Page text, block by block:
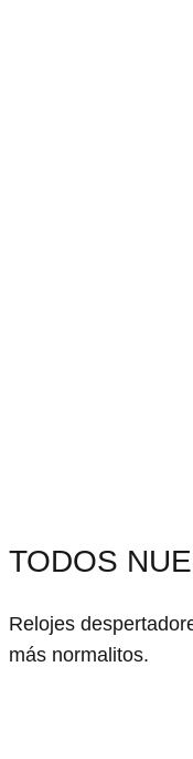
TODOS
Relojes
más normalitos.